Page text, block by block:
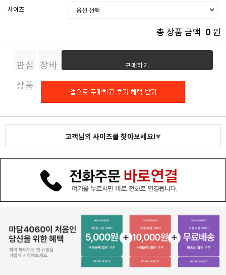
사이즈
총 상품 금액 0 원
관심
상품
장바
구니
구매하기
고객님의 사이즈를 찾아보세요!▼